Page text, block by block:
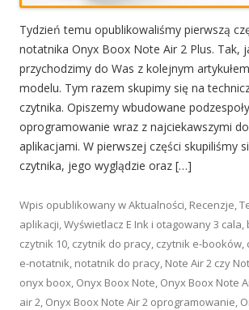
Tydzień temu opublikowaliśmy pierwszą
notatnika Onyx Boox Note Air 2 Plus. Tak,
przychodzimy do Was z kolejnym
modelu. Tym razem skupimy się na
czytnika. Opiszemy wbudowane
oprogramowanie wraz z najciekawszymi
aplikacjami. W pierwszej części skupiliśmy
czytnika, jego wyglądzie oraz […]
Wpis opublikowany wAktualności, Recenzje,
aplikacji,Wyświetlacz E Ink i otagowany3 cala,
czytnik 10, czytnik do pracy, czytnik e-booków,
e-notatnik, notatnik do pracy, Note Air 2 czy
onyx boox, Onyx Boox Note, Onyx Boox Note
air 2, Onyx Boox Note Air 2 oprogramowanie,